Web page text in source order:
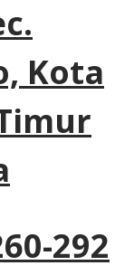
Kota
292